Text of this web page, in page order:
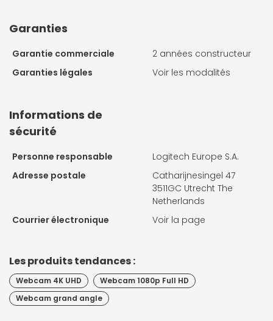
Garanties
Garantie commerciale
2 années constructeur
Garanties légales
Voir les modalités
Informations de
sécurité
Personne responsable
Logitech Europe S.A.
Adresse postale
Catharijnesingel 47
3511GC Utrecht The
Netherlands
Courrier électronique
Voir la page
Les produits tendances :
Webcam 4K UHD
Webcam 1080p Full HD
Webcam grand angle